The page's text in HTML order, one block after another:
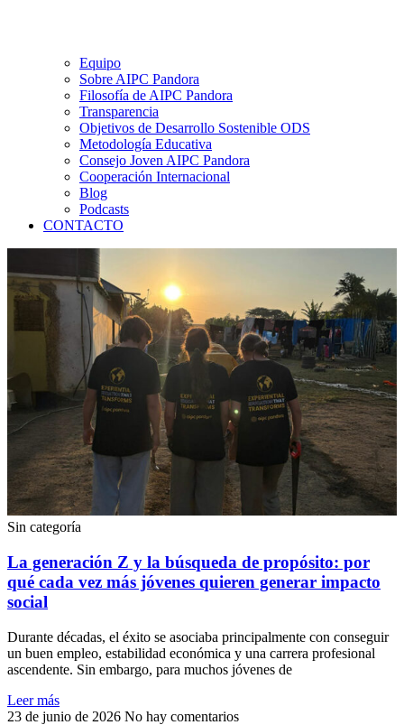
Equipo
Sobre AIPC Pandora
Filosofía de AIPC Pandora
Transparencia
Objetivos de Desarrollo Sostenible ODS
Metodología Educativa
Consejo Joven AIPC Pandora
Cooperación Internacional
Blog
Podcasts
CONTACTO
Sin categoría
La generación Z y la búsqueda de propósito: por
qué cada vez más jóvenes quieren generar impacto
social
Durante décadas, el éxito se asociaba principalmente con conseguir
un buen empleo, estabilidad económica y una carrera profesional
ascendente. Sin embargo, para muchos jóvenes de
Leer más
23 de junio de 2026 No hay comentarios